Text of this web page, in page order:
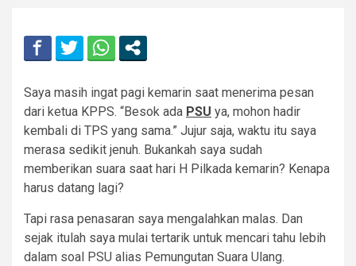
Saya masih ingat pagi kemarin saat menerima pesan
dari ketua KPPS. “Besok ada PSU ya, mohon hadir
kembali di TPS yang sama.” Jujur saja, waktu itu saya
merasa sedikit jenuh. Bukankah saya sudah
memberikan suara saat hari H Pilkada kemarin? Kenapa
harus datang lagi?
Tapi rasa penasaran saya mengalahkan malas. Dan
sejak itulah saya mulai tertarik untuk mencari tahu lebih
dalam soal PSU alias Pemungutan Suara Ulang.